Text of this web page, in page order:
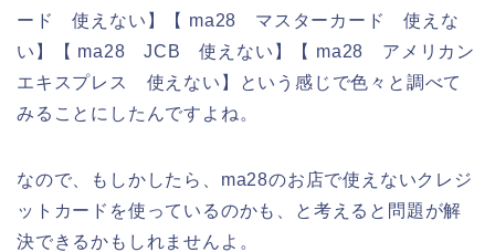
ード 使えない】【 ma28 マスターカード 使えな
い】【 ma28 JCB 使えない】【 ma28 アメリカン
エキスプレス 使えない】という感じで色々と調べて
みることにしたんですよね。
なので、もしかしたら、ma28のお店で使えないクレジ
ットカードを使っているのかも、と考えると問題が解
決できるかもしれませんよ。